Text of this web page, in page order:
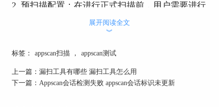
2. 预扫描配置：在进行正式扫描前，用户需要进行
预扫描配置。这包括选择扫描类型、设置扫描范
围、配置扫描策略等。预扫描配置的准确与否直接
3. 漏洞扫描：这是AppScan的核心功能。AppScan
利用其强大的漏洞库和扫描引擎，对指定目标进行
全面的安全扫描。这一过程通常包括多个子步骤，
如爬虫抓取页面、分析页面代码、执行各种攻击测
展开阅读全文
︾
标签： appscan扫描 ， appscan测试
上一篇： 漏扫工具有哪些 漏扫工具怎么用
下一篇： Appscan会话检测失败 appscan会话标识未更新